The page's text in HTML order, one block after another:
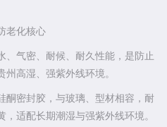
老化核心
、气密、耐候、耐久性能，是防止
高湿、强紫外线环境。
酮密封胶，与玻璃、型材相容，耐
适配长期潮湿与强紫外线环境。